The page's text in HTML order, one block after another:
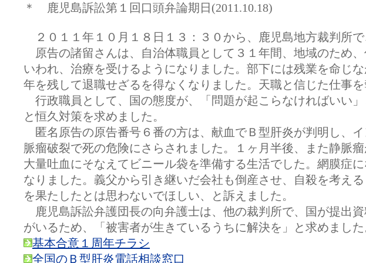
＊ 鹿児島訴訟第１回口頭弁論期日(2011.10.18)
２０１１年１０月１８日１３：３０から、鹿児島地方裁判所
原告の諸留さんは、自治体職員として３１年間、地域のため
いわれ、治療を受けるようになりました。部下には残業を命じ
年を残して退職せざるを得なくなりました。天職と信じた仕事
行政職員として、国の態度が、「問題が起こらなければいい
と恒久対策を求めました。
匿名原告の原告番号６番の方は、献血でＢ型肝炎が判明し、
脈瘤破裂で死の危険にさらされました。１ヶ月半後、また静脈
大量吐血にそなえてビニール袋を準備する生活でした。網膜症
なりました。義父から引き継いだ会社も倒産させ、自殺を考え
を果たしたとは思わないでほしい、と訴えました。
鹿児島訴訟弁護団長の向弁護士は、他の裁判所で、国が提出
がいるため、「被害者が生きているうちに解決を」と求めました
基本合意１周年チラシ
全国のＢ型肝炎電話相談窓口